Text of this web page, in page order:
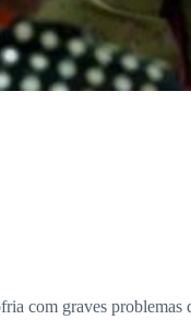
com graves